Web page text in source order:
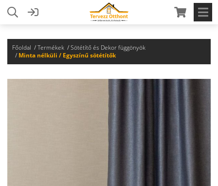
Főoldal Termékek
Sötétítő és Dekor függönyök
Minta nélküli / Egyszínű sötétítők